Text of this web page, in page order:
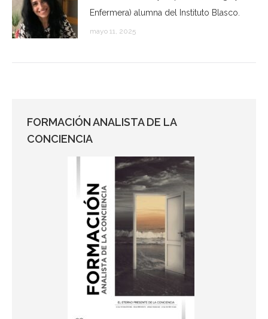
Enfermera) alumna del Instituto Blasco.
mayo 11, 2025
FORMACIÓN ANALISTA DE LA
CONCIENCIA